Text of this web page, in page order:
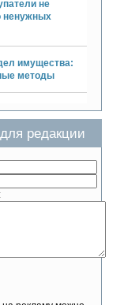
не
ненужных
имущества:
методы
редакции